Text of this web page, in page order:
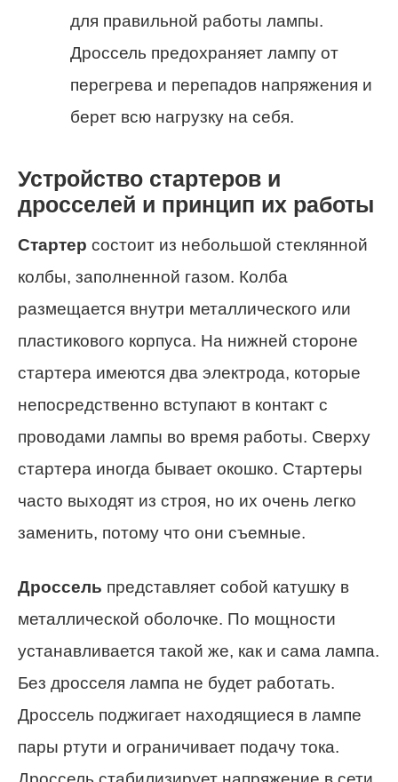
для правильной работы лампы.
Дроссель предохраняет лампу от
перегрева и перепадов напряжения и
берет всю нагрузку на себя.
Устройство стартеров и
дросселей и принцип их работы
Стартер состоит из небольшой стеклянной
колбы, заполненной газом. Колба
размещается внутри металлического или
пластикового корпуса. На нижней стороне
стартера имеются два электрода, которые
непосредственно вступают в контакт с
проводами лампы во время работы. Сверху
стартера иногда бывает окошко. Стартеры
часто выходят из строя, но их очень легко
заменить, потому что они съемные.
Дроссель представляет собой катушку в
металлической оболочке. По мощности
устанавливается такой же, как и сама лампа.
Без дросселя лампа не будет работать.
Дроссель поджигает находящиеся в лампе
пары ртути и ограничивает подачу тока.